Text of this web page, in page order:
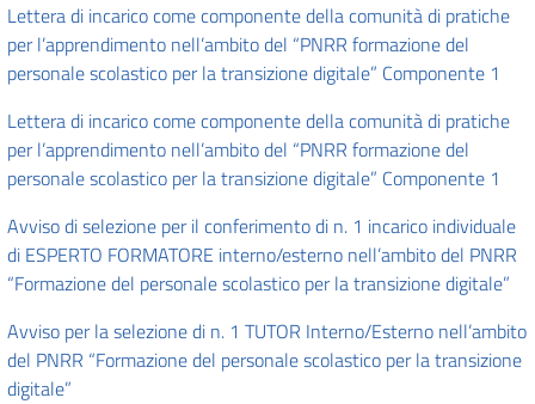
Lettera di incarico come componente della comunità di pratiche
per l’apprendimento nell’ambito del “PNRR formazione del
personale scolastico per la transizione digitale” Componente 1
Lettera di incarico come componente della comunità di pratiche
per l’apprendimento nell’ambito del “PNRR formazione del
personale scolastico per la transizione digitale” Componente 1
Avviso di selezione per il conferimento di n. 1 incarico individuale
di ESPERTO FORMATORE interno/esterno nell’ambito del PNRR
“Formazione del personale scolastico per la transizione digitale”
Avviso per la selezione di n. 1 TUTOR Interno/Esterno nell’ambito
del PNRR “Formazione del personale scolastico per la transizione
digitale”